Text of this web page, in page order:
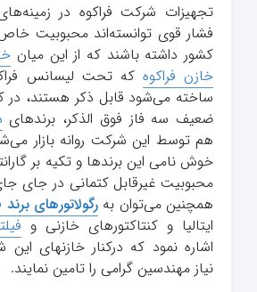
تجهیزات شرکت فراکوه در
فشار قوی توانسته‌اند محبوبیت
کشور داشته باشند که از این میان
خازن فراکوه که تحت لیسانس
ساخته می‌شود قابل ذکر هستند، در
ضعیف سه فاز فوق الذکر، برندهای
هم توسط این شرکت روانه بازار
خوش نامی این برندها و تکیه بر
محبوبیت غیرقابل کتمانی در جای
همچنین می‌توان بهرگولاتورهای برند
ایتالیا و کنتاکتورهای خازنی و
اشاره نمود که درکنار خازنهای این
نیاز مهندسین گرامی را تامین نمایند.